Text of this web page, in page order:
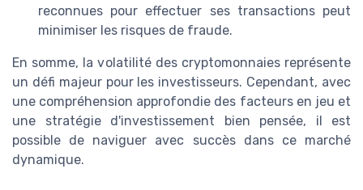
reconnues pour effectuer ses transactions peut
minimiser les risques de fraude.
En somme, la volatilité des cryptomonnaies représente
un défi majeur pour les investisseurs. Cependant, avec
une compréhension approfondie des facteurs en jeu et
une stratégie d'investissement bien pensée, il est
possible de naviguer avec succès dans ce marché
dynamique.